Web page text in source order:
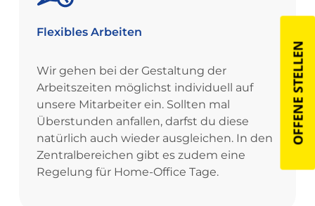
Flexibles Arbeiten
Wir gehen bei der Gestaltung der
Arbeitszeiten möglichst individuell auf
unsere Mitarbeiter ein. Sollten mal
Überstunden anfallen, darfst du diese
natürlich auch wieder ausgleichen. In den
Zentralbereichen gibt es zudem eine
Regelung für Home-Office Tage.
OFFENE STELLEN